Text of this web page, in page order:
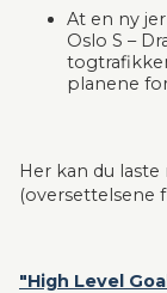
At en ny
Oslo S –
planene
Her kan du
(oversettelsene
"High Level